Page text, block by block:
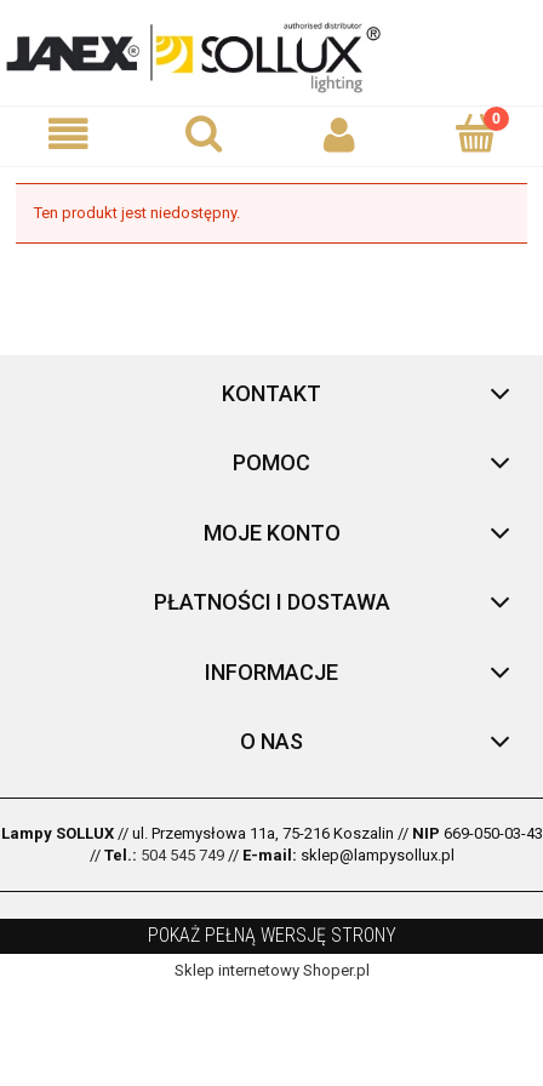
Ten produkt jest niedostępny.
KONTAKT
POMOC
MOJE KONTO
PŁATNOŚCI I DOSTAWA
INFORMACJE
O NAS
Lampy SOLLUX// ul. Przemysłowa 11a, 75-216 Koszalin // NIP 669-050-03-43
// Tel.: 504 545 749// E-mail: sklep@lampysollux.pl
POKAŻ PEŁNĄ WERSJĘ STRONY
Sklep internetowy Shoper.pl